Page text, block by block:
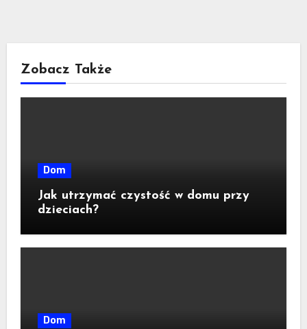
Zobacz Także
Dom
Jak utrzymać czystość w domu przy
dzieciach?
Dom